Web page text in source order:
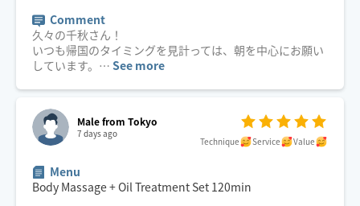
Comment
久々の千秋さん！
いつも帰国のタイミングを見計っては、朝を中心にお願い
しています。 … See more
Male from Tokyo
7 days ago
Technique Service Value
Menu
Body Massage + Oil Treatment Set 120min